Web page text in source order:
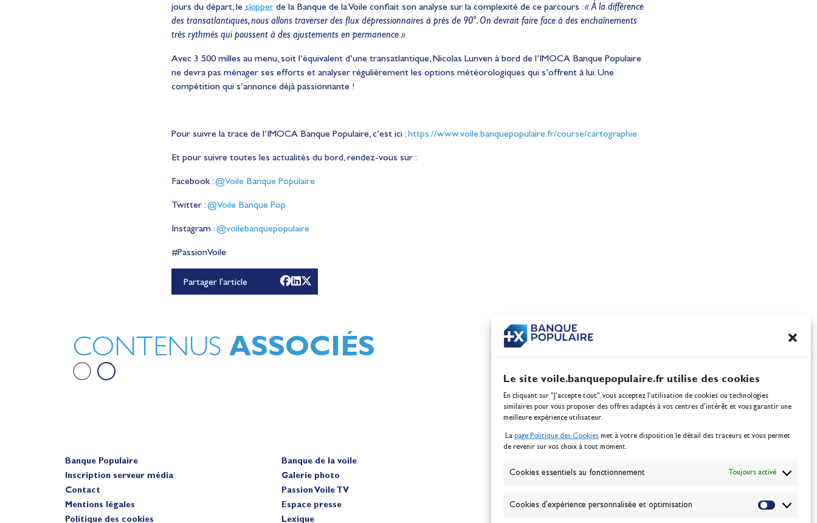
Le site voile.banquepopulaire.fr utilise des cookies
En cliquant sur "J'accepte tout", vous acceptez l’utilisation de cookies ou technologies
similaires pour vous proposer des offres adaptés à vos centres d’intérêt et vous garantir une
meilleure expérience utilisateur.
La page Politique des Cookies met à votre disposition le détail des traceurs et vous permet
de revenir sur vos choix à tout moment.
Cookies essentiels au fonctionnement Toujours activé
Cookies d'expérience personnalisée et optimisation
jours du départ, le skipper de la Banque de la Voile confiait son analyse sur la complexité de ce parcours :« À la différence
des transatlantiques, nous allons traverser des flux dépressionnaires à près de 90°. On devrait faire face à des enchaînements
très rythmés qui poussent à des ajustements en permanence ».
Avec 3 500 milles au menu, soit l’équivalent d’une transatlantique, Nicolas Lunven à bord de l’IMOCA Banque Populaire
ne devra pas ménager ses efforts et analyser régulièrement les options météorologiques qui s’offrent à lui. Une
compétition qui s’annonce déjà passionnante !
Pour suivre la trace de l’IMOCA Banque Populaire, c’est ici :https://www.voile.banquepopulaire.fr/course/cartographie
Et pour suivre toutes les actualités du bord, rendez-vous sur :
Facebook :@Voile Banque Populaire
Twitter :@Voile Banque Pop
Instagram :@voilebanquepopulaire
#PassionVoile
Partager l'article
CONTENUS ASSOCIÉS
Lauriane Nolot en or à Long
Beach, sur le plan d'eau des Jeux
Banque Populaire
Inscription serveur média
Contact
Mentions légales
Politique des cookies
Banque de la voile
Galerie photo
Passion Voile TV
Espace presse
Lexique
ABONNEZ-VOUS